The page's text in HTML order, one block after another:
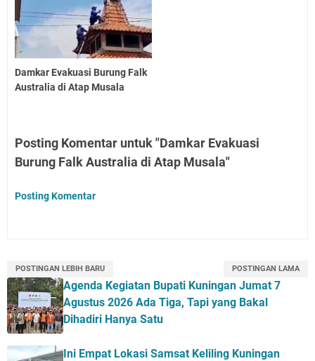
Damkar Evakuasi Burung Falk
Australia di Atap Musala
Posting Komentar untuk "Damkar Evakuasi
Burung Falk Australia di Atap Musala"
Posting Komentar
POSTINGAN LEBIH BARU POSTINGAN LAMA
Agenda Kegiatan Bupati Kuningan Jumat 7
Agustus 2026 Ada Tiga, Tapi yang Bakal
Dihadiri Hanya Satu
Ini Empat Lokasi Samsat Keliling Kuningan